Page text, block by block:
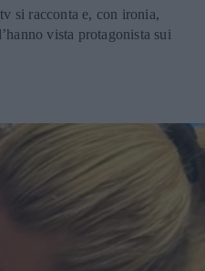
si racconta e, con ironia,
vista protagonista sui